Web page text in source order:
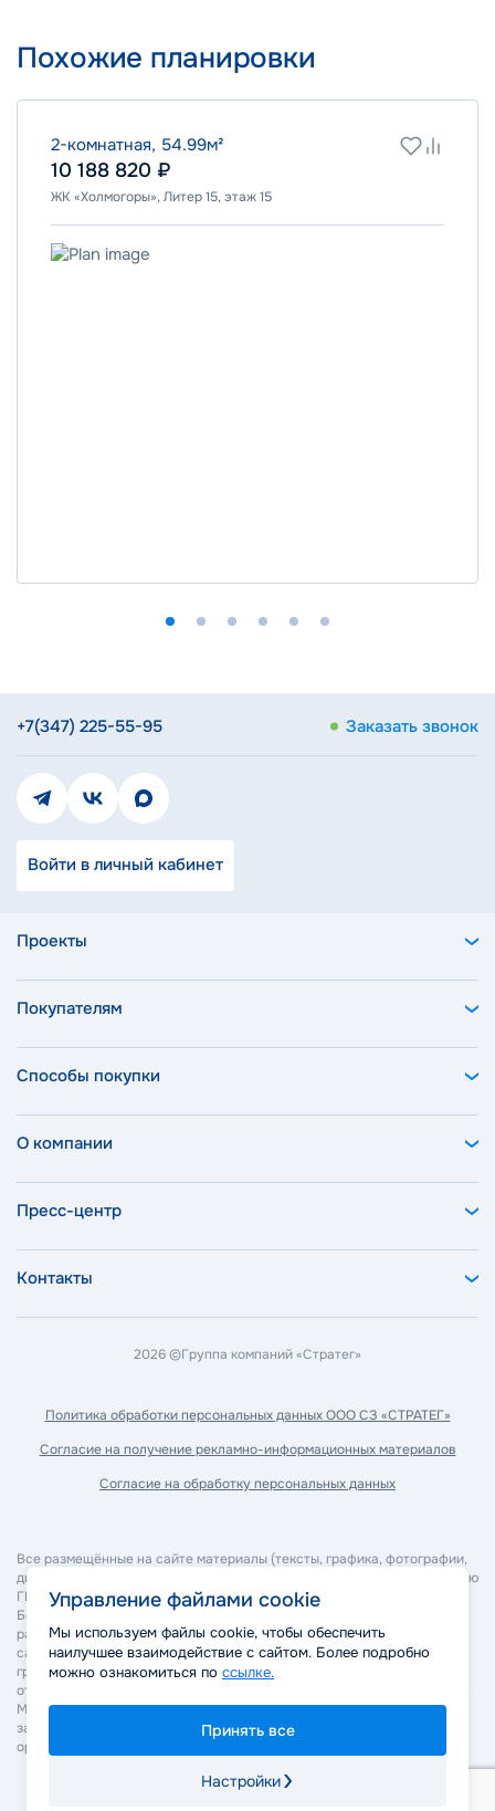
Похожие планировки
2-комнатная, 54.99м²
10 188 820 ₽
ЖК «Холмогоры», Литер 15, этаж 15
Проекты
Покупателям
Способы покупки
О компании
Пресс-центр
Контакты
+7(347) 225-55-95 Заказать звонок
Войти в личный кабинет
2026 ©Группа компаний «Стратег»
Политика обработкиперсональных данных ООО СЗ «СТРАТЕГ»
Согласие на получениерекламно-информационных материалов
Согласие на обработку персональных данных
Все размещённые на сайте материалы (тексты, графика, фотографии,
дизайн, программное обеспечение и прочее) являются собственностью
ГК "Стратег" и охраняются в соответствии с законодательством РФ.
Без согласия правообладателя запрещается копирование,
распространение, изменение или иное использование материалов
сайта. Нарушение авторских и смежных прав может повлечь
гражданско-правовую, административную и уголовную
ответственность в соответствии с действующим законодательством.
Мы оставляем за собой право применять все законные меры для
защиты своих прав, включая обращение в суд и правоохранительные
органы.
Управление файлами cookie
Мы используем файлы cookie, чтобы обеспечить
наилучшее взаимодействие с сайтом. Более подробно
можно ознакомиться по ссылке.
Принять все
Настройки